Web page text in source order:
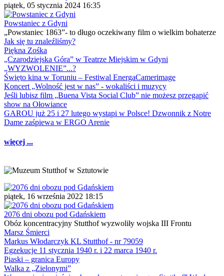
piątek, 05 stycznia 2024 16:35
Powstaniec z Gdyni
„Powstaniec 1863”- to długo oczekiwany film o wielkim bohaterze
Jak się tu znaleźliśmy?
Piękna Zośka
„Czarodziejska Góra” w Teatrze Miejskim w Gdyni
„WYZWOLENIE”...?
Święto kina w Toruniu – Festiwal EnergaCamerimage
Koncert „Wolność jest w nas” - wokaliści i muzycy
Jeśli lubisz film „Buena Vista Social Club” nie możesz przegapić
show na Ołowiance
GAROU już 25 i 27 lutego wystąpi w Polsce! Dzwonnik z Notre
Dame zaśpiewa w ERGO Arenie
więcej ...
piątek, 16 września 2022 18:15
2076 dni obozu pod Gdańskiem
Obóz koncentracyjny Stutthof wyzwoliły wojska III Frontu
Marsz Śmierci
Markus Włodarczyk KL Stutthof - nr 79059
Egzekucje 11 stycznia 1940 r. i 22 marca 1940 r.
Piaski – granica Europy
Walka z „Zielonymi”